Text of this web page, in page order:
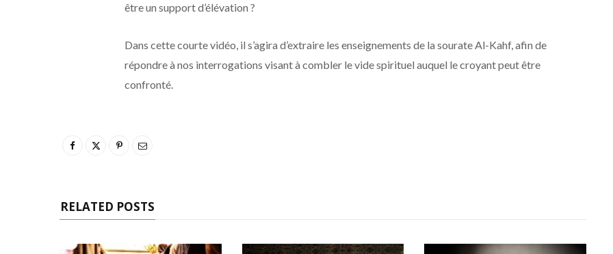
être un support d’élévation ?
Dans cette courte vidéo, il s’agira d’extraire les enseignements de la sourate Al-Kahf, afin de
répondre à nos interrogations visant à combler le vide spirituel auquel le croyant peut être
confronté.
RELATED POSTS